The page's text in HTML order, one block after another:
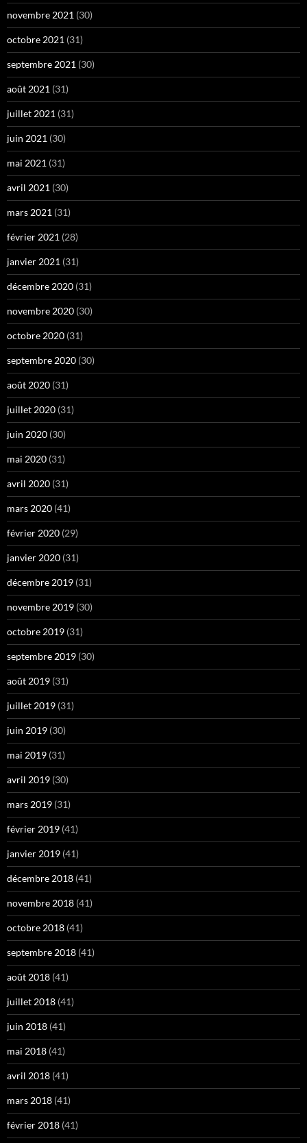
novembre 2021 (30)
octobre 2021 (31)
septembre 2021 (30)
août 2021 (31)
juillet 2021 (31)
juin 2021 (30)
mai 2021 (31)
avril 2021 (30)
mars 2021 (31)
février 2021 (28)
janvier 2021 (31)
décembre 2020 (31)
novembre 2020 (30)
octobre 2020 (31)
septembre 2020 (30)
août 2020 (31)
juillet 2020 (31)
juin 2020 (30)
mai 2020 (31)
avril 2020 (31)
mars 2020 (41)
février 2020 (29)
janvier 2020 (31)
décembre 2019 (31)
novembre 2019 (30)
octobre 2019 (31)
septembre 2019 (30)
août 2019 (31)
juillet 2019 (31)
juin 2019 (30)
mai 2019 (31)
avril 2019 (30)
mars 2019 (31)
février 2019 (41)
janvier 2019 (41)
décembre 2018 (41)
novembre 2018 (41)
octobre 2018 (41)
septembre 2018 (41)
août 2018 (41)
juillet 2018 (41)
juin 2018 (41)
mai 2018 (41)
avril 2018 (41)
mars 2018 (41)
février 2018 (41)